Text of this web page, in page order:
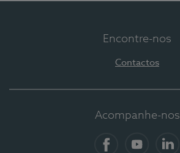
Encontre-nos
Contactos
Acompanhe-nos